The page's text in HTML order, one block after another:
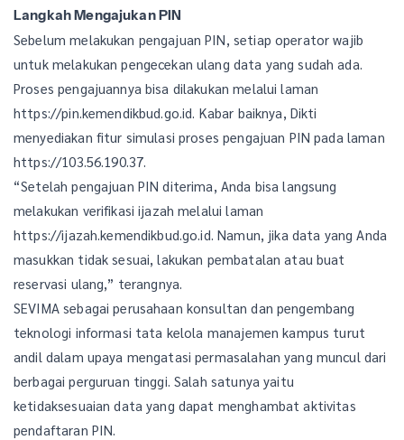
Langkah Mengajukan PIN
Sebelum melakukan pengajuan PIN, setiap operator wajib
untuk melakukan pengecekan ulang data yang sudah ada.
Proses pengajuannya bisa dilakukan melalui laman
https://pin.kemendikbud.go.id. Kabar baiknya, Dikti
menyediakan fitur simulasi proses pengajuan PIN pada laman
https://103.56.190.37.
“Setelah pengajuan PIN diterima, Anda bisa langsung
melakukan verifikasi ijazah melalui laman
https://ijazah.kemendikbud.go.id. Namun, jika data yang Anda
masukkan tidak sesuai, lakukan pembatalan atau buat
reservasi ulang,” terangnya.
SEVIMA sebagai perusahaan konsultan dan pengembang
teknologi informasi tata kelola manajemen kampus turut
andil dalam upaya mengatasi permasalahan yang muncul dari
berbagai perguruan tinggi. Salah satunya yaitu
ketidaksesuaian data yang dapat menghambat aktivitas
pendaftaran PIN.